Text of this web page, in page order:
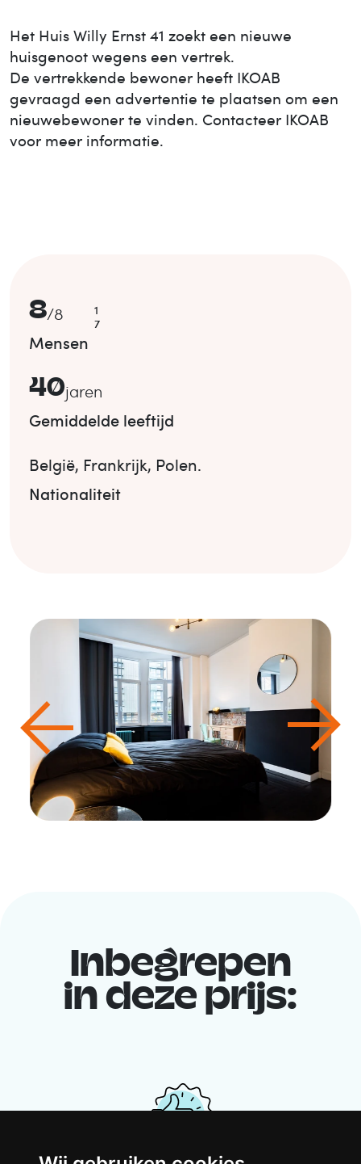
Het HuisWilly Ernst 41 zoekt een nieuwe
huisgenoot wegens een vertrek.
De vertrekkende bewoner heeft IKOAB
gevraagd een advertentie te plaatsen om een
nieuwebewoner te vinden. Contacteer IKOAB
voor meer informatie.
8/8
1
7
Mensen
40jaren
Gemiddelde leeftijd
België, Frankrijk, Polen.
Nationaliteit
Inbegrepen
in deze prijs: